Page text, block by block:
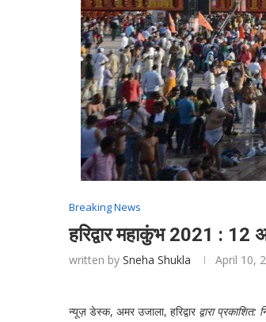
Breaking News
हरिद्वार महाकुंभ 2021 : 12
written by Sneha Shukla April 10,
न्यूज़ डेस्क, अमर उजाला, हरिद्वारद्वारा प्रकाशित: